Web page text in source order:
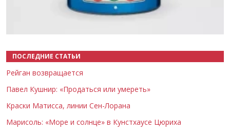
ПОСЛЕДНИЕ СТАТЬИ
Рейган возвращается
Павел Кушнир: «Продаться или умереть»
Краски Матисса, линии Сен-Лорана
Марисоль: «Море и солнце» в Кунстхаусе Цюриха